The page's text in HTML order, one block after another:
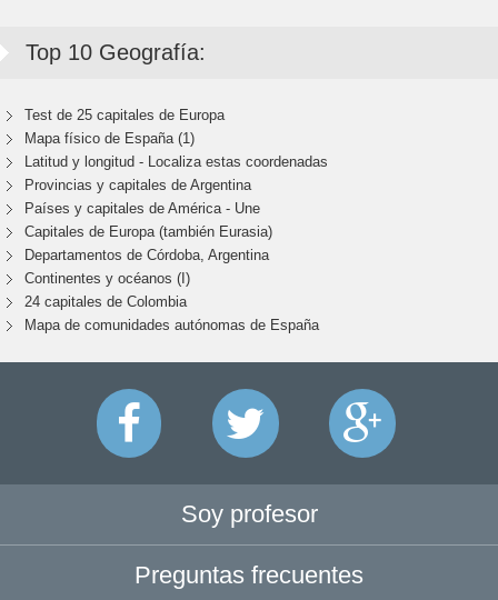
Top 10 Geografía:
Test de 25 capitales de Europa
Mapa físico de España (1)
Latitud y longitud - Localiza estas coordenadas
Provincias y capitales de Argentina
Países y capitales de América - Une
Capitales de Europa (también Eurasia)
Departamentos de Córdoba, Argentina
Continentes y océanos (I)
24 capitales de Colombia
Mapa de comunidades autónomas de España
Soy profesor
Preguntas frecuentes